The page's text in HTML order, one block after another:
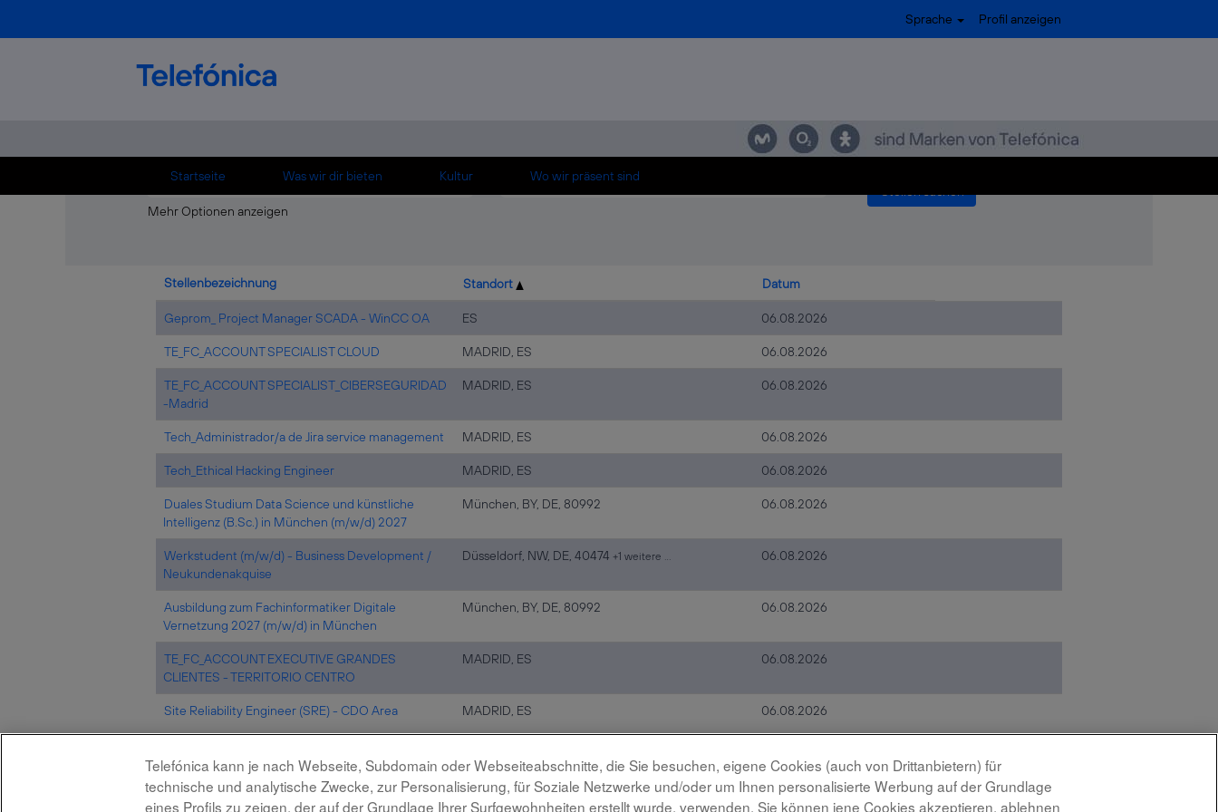
Sprache Profil anzeigen
Startseite Was wir dir bieten Kultur Wo wir präsent sind
N+내구재온라인광고[텔레+hongbos]+내구재온라인홍보+내구재인터넷광고➹내구재인터넷홍보㉭강원동해내구재+POx bei Telefónica(aktuelle
Suchergebnisse für
Mehr Optionen anzeigen
Stellenbezeichnung Standort Datum
Geprom_ Project Manager SCADA - WinCC OA ES 06.08.2026
TE_FC_ACCOUNT SPECIALIST CLOUD MADRID, ES 06.08.2026
TE_FC_ACCOUNT SPECIALIST_CIBERSEGURIDAD
-Madrid
MADRID, ES 06.08.2026
Tech_Administrador/a de Jira service management MADRID, ES 06.08.2026
Tech_Ethical Hacking Engineer MADRID, ES 06.08.2026
Duales Studium Data Science und künstliche
Intelligenz (B.Sc.) in München (m/w/d) 2027
München, BY, DE, 80992 06.08.2026
Werkstudent (m/w/d) - Business Development /
Neukundenakquise
Düsseldorf, NW, DE, 40474 +1 weitere … 06.08.2026
Ausbildung zum Fachinformatiker Digitale
Vernetzung 2027 (m/w/d) in München
München, BY, DE, 80992 06.08.2026
TE_FC_ACCOUNT EXECUTIVE GRANDES
CLIENTES - TERRITORIO CENTRO
MADRID, ES 06.08.2026
Site Reliability Engineer (SRE) - CDO Area MADRID, ES 06.08.2026
Ergebnisse 1 – 10von10
Telefónica kann je nach Webseite, Subdomain oder Webseiteabschnitte, die Sie besuchen, eigene Cookies (auch von Drittanbietern) für
technische und analytische Zwecke, zur Personalisierung, für Soziale Netzwerke und/oder um Ihnen personalisierte Werbung auf der Grundlage
eines Profils zu zeigen, der auf der Grundlage Ihrer Surfgewohnheiten erstellt wurde, verwenden. Sie können jene Cookies akzeptieren, ablehnen